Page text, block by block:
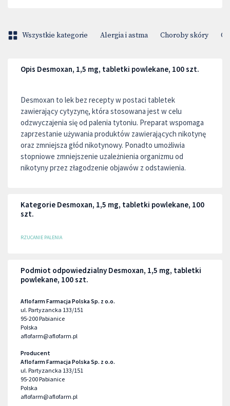
Wszystkie kategorie Alergia i astma Choroby skóry
Opis Desmoxan, 1,5 mg, tabletki powlekane, 100 szt.
Desmoxan to lek bez recepty w postaci tabletek
zawierający cytyzynę, która stosowana jest w celu
odzwyczajenia się od palenia tytoniu. Preparat wspomaga
zaprzestanie używania produktów zawierających nikotynę
oraz zmniejsza głód nikotynowy. Ponadto umożliwia
stopniowe zmniejszenie uzależnienia organizmu od
nikotyny przez złagodzenie objawów z odstawienia.
Kategorie Desmoxan, 1,5 mg, tabletki powlekane, 100
szt.
RZUCANIE PALENIA
Podmiot odpowiedzialny Desmoxan, 1,5 mg, tabletki
powlekane, 100 szt.
Aflofarm Farmacja Polska Sp. z o.o.
ul. Partyzancka 133/151
95-200Pabianice
Polska
aflofarm@aflofarm.pl
Producent
Aflofarm Farmacja Polska Sp. z o.o.
ul. Partyzancka 133/151
95-200Pabianice
Polska
aflofarm@aflofarm.pl